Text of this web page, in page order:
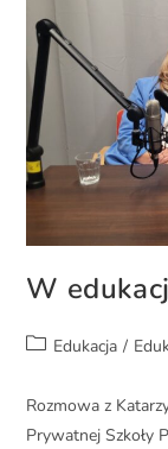
W
Edukacja /
Rozmowa z
Prywatnej Szkoły